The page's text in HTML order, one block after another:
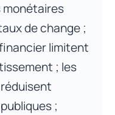
monétaires
de change ;
limitent
; les
;